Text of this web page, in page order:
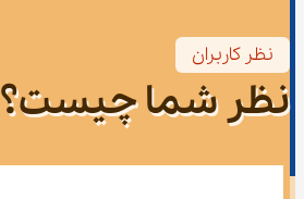
نظر کاربران
نظر شما چیست؟